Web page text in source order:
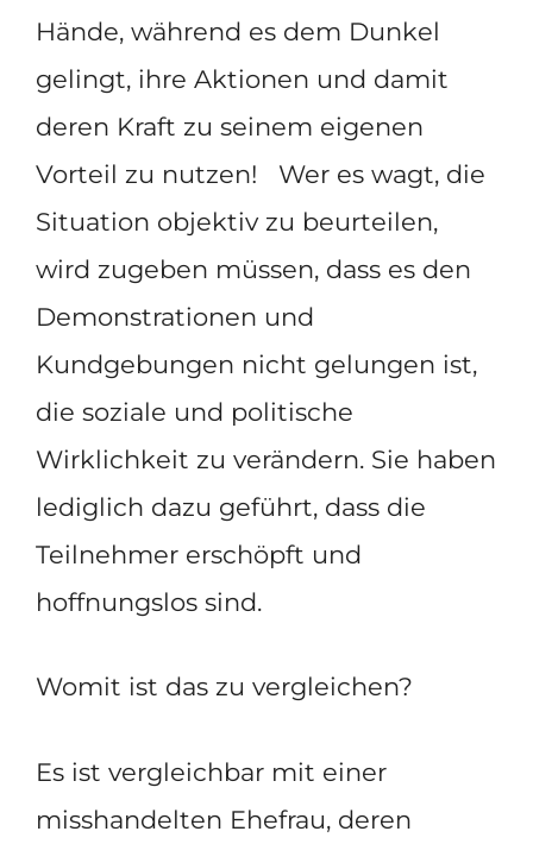
Hände, während es dem Dunkel
gelingt, ihre Aktionen und damit
deren Kraft zu seinem eigenen
Vorteil zu nutzen! Wer es wagt, die
Situation objektiv zu beurteilen,
wird zugeben müssen, dass es den
Demonstrationen und
Kundgebungen nicht gelungen ist,
die soziale und politische
Wirklichkeit zu verändern. Sie haben
lediglich dazu geführt, dass die
Teilnehmer erschöpft und
hoffnungslos sind.
Womit ist das zu vergleichen?
Es ist vergleichbar mit einer
misshandelten Ehefrau, deren